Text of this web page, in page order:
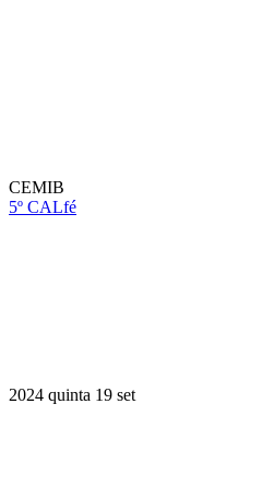
CEMIB
5º CALfé
2024 quinta 19 set